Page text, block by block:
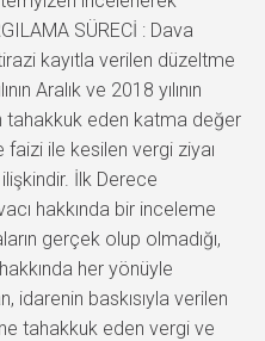
SÜRECİ : Dava
kayıtla verilen düzeltme
Aralık ve 2018 yılının
tahakkuk eden katma değer
ile kesilen vergi ziyaı
ilişkindir. İlk Derece
hakkında bir inceleme
gerçek olup olmadığı,
her yönüyle
idarenin baskısıyla verilen
tahakkuk eden vergi ve